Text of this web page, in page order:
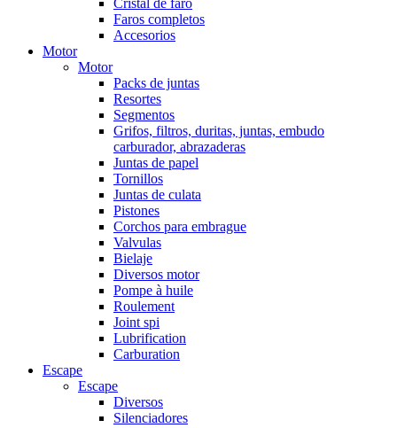
Cristal de faro
Faros completos
Accesorios
Motor
Motor
Packs de juntas
Resortes
Segmentos
Grifos, filtros, duritas, juntas, embudo
carburador, abrazaderas
Juntas de papel
Tornillos
Juntas de culata
Pistones
Corchos para embrague
Valvulas
Bielaje
Diversos motor
Pompe à huile
Roulement
Joint spi
Lubrification
Carburation
Escape
Escape
Diversos
Silenciadores